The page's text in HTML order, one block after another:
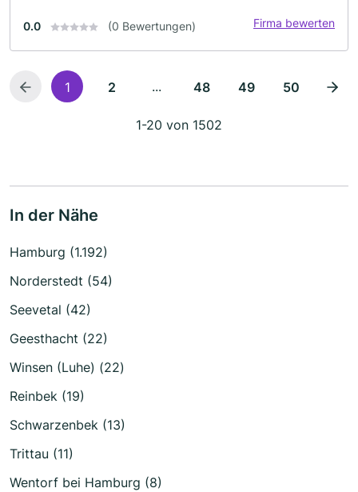
0.0 (0 Bewertungen) Firma bewerten
1 2 ... 48 49 50
1-20 von 1502
In der Nähe
Hamburg (1.192)
Norderstedt (54)
Seevetal (42)
Geesthacht (22)
Winsen (Luhe) (22)
Reinbek (19)
Schwarzenbek (13)
Trittau (11)
Wentorf bei Hamburg (8)